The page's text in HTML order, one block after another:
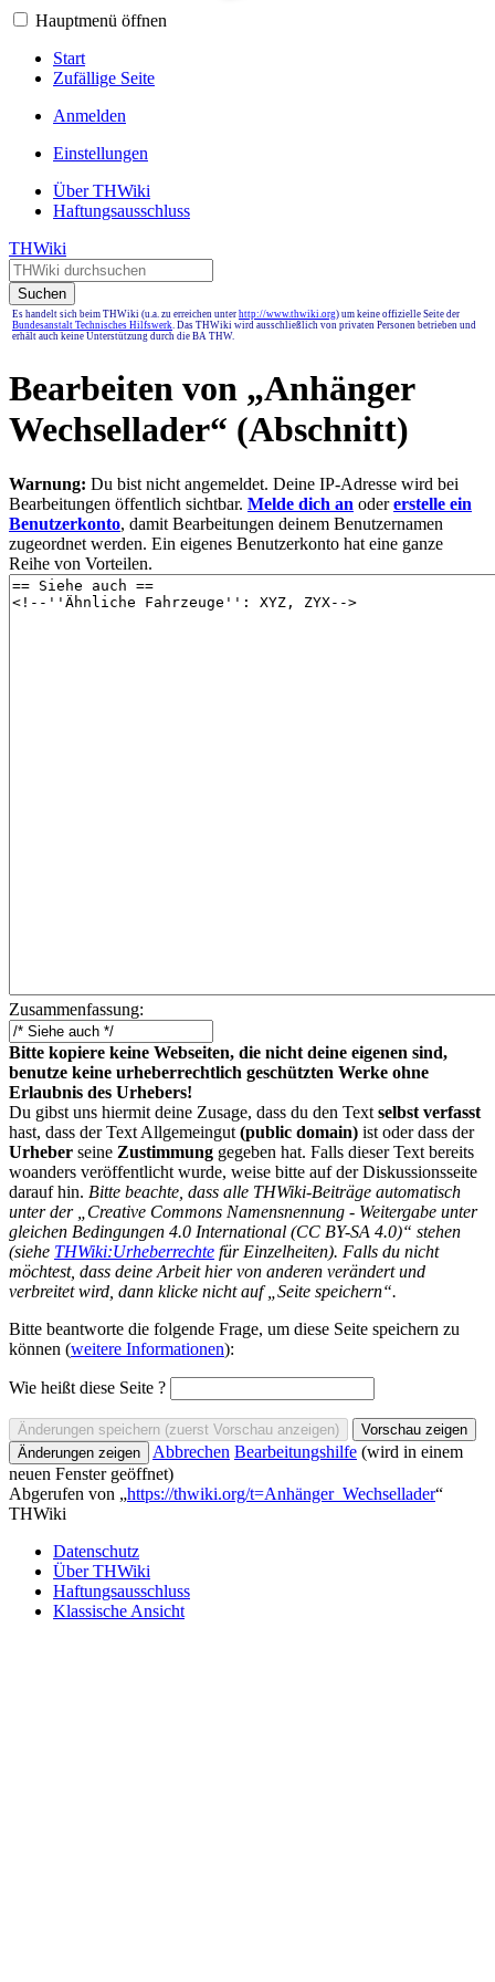
Hauptmenü öffnen
Start
Zufällige Seite
Anmelden
Einstellungen
Über THWiki
Haftungsausschluss
THWiki
Suchen
Es handelt sich beim THWiki (u.a. zu erreichen unter http://www.thwiki.org) um keine offizielle Seite der
Bundesanstalt Technisches Hilfswerk. Das THWiki wird ausschließlich von privaten Personen betrieben und
erhält auch keine Unterstützung durch die BA THW.
Bearbeiten von „Anhänger
Wechsellader“ (Abschnitt)
Warnung: Du bist nicht angemeldet. Deine IP-Adresse wird bei
Bearbeitungen öffentlich sichtbar. Melde dich an odererstelle ein
Benutzerkonto, damit Bearbeitungen deinem Benutzernamen
zugeordnet werden. Ein eigenes Benutzerkonto hat eine ganze
Reihe von Vorteilen.
Zusammenfassung:
Bitte kopiere keine Webseiten, die nicht deine eigenen sind,
benutze keine urheberrechtlich geschützten Werke ohne
Erlaubnis des Urhebers!
Du gibst uns hiermit deine Zusage, dass du den Text selbst verfasst
hast, dass der Text Allgemeingut (public domain) ist oder dass der
Urheber seine Zustimmung gegeben hat. Falls dieser Text bereits
woanders veröffentlicht wurde, weise bitte auf der Diskussionsseite
darauf hin. Bitte beachte, dass alle THWiki-Beiträge automatisch
unter der „Creative Commons Namensnennung - Weitergabe unter
gleichen Bedingungen 4.0 International (CC BY-SA 4.0)“ stehen
(siehe THWiki:Urheberrechte für Einzelheiten). Falls du nicht
möchtest, dass deine Arbeit hier von anderen verändert und
verbreitet wird, dann klicke nicht auf „Seite speichern“.
Bitte beantworte die folgende Frage, um diese Seite speichern zu
können (weitere Informationen):
Wie heißt diese Seite ?
Abbrechen Bearbeitungshilfe (wird in einem
neuen Fenster geöffnet)
Abgerufen von „https://thwiki.org/t=Anhänger_Wechsellader“
THWiki
Datenschutz
Über THWiki
Haftungsausschluss
Klassische Ansicht